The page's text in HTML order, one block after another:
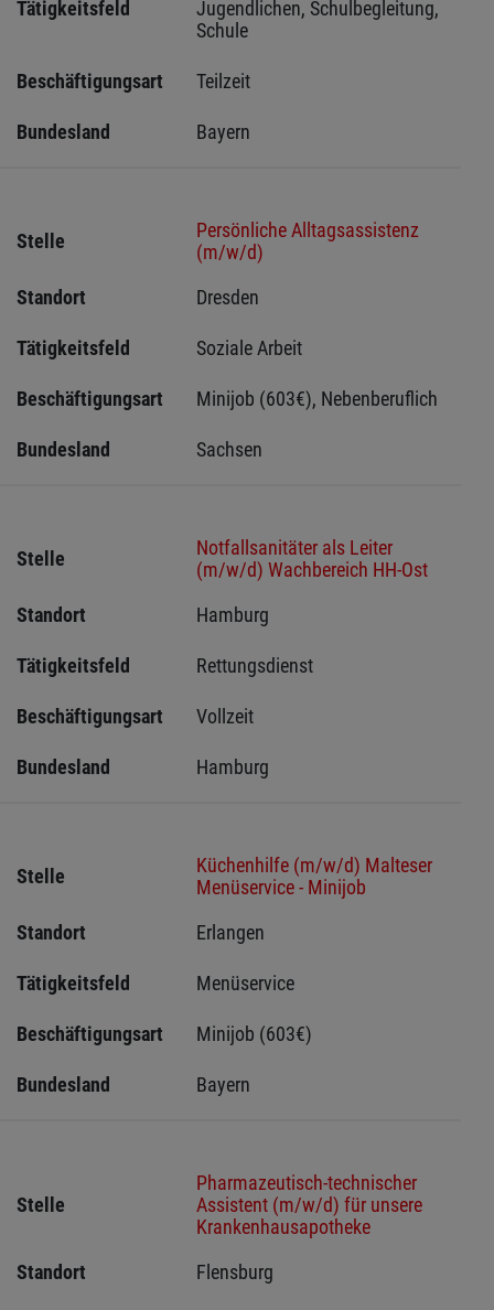
Tätigkeitsfeld
Jugendlichen, Schulbegleitung,
Schule
Beschäftigungsart Teilzeit
Bundesland Bayern
Stelle
Persönliche Alltagsassistenz
(m/w/d)
Standort
Dresden
Tätigkeitsfeld Soziale Arbeit
Beschäftigungsart Minijob (603€), Nebenberuflich
Bundesland Sachsen
Stelle
Notfallsanitäter als Leiter
(m/w/d) Wachbereich HH-Ost
Standort
Hamburg
Tätigkeitsfeld Rettungsdienst
Beschäftigungsart Vollzeit
Bundesland Hamburg
Stelle
Küchenhilfe (m/w/d) Malteser
Menüservice - Minijob
Standort
Erlangen
Tätigkeitsfeld Menüservice
Beschäftigungsart Minijob (603€)
Bundesland Bayern
Stelle
Pharmazeutisch-technischer
Assistent (m/w/d) für unsere
Krankenhausapotheke
Standort
Flensburg